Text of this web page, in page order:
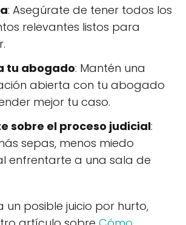
: Asegúrate de tener todos los
relevantes listos para
tu abogado: Mantén una
abierta con tu abogado
mejor tu caso.
sobre el proceso judicial:
sepas, menos miedo
enfrentarte a una sala de
un posible juicio por hurto,